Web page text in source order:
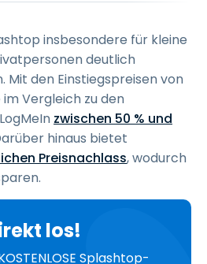
insbesondere für kleine
deutlich
Mit den Einstiegspreisen von
Vergleich zu den
zwischen 50 % und
hinaus bietet
Preisnachlass, wodurch
los!
Splashtop-